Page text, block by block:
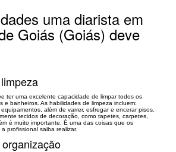
uma diarista em
Goiás (Goiás) deve
ter uma excelente capacidade de limpar todos os
e banheiros. As habilidades de limpeza incluem:
além de varrer, esfregar e encerar pisos.
tecidos de decoração, como tapetes, carpetes,
é muito importante. É uma das coisas que os
profissional saiba realizar.